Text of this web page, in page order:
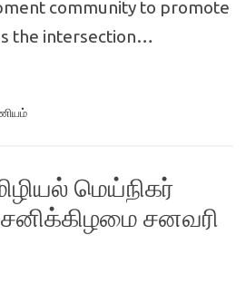
community to promote
the intersection…
மெய்நிகர்
சனிக்கிழமை சனவரி